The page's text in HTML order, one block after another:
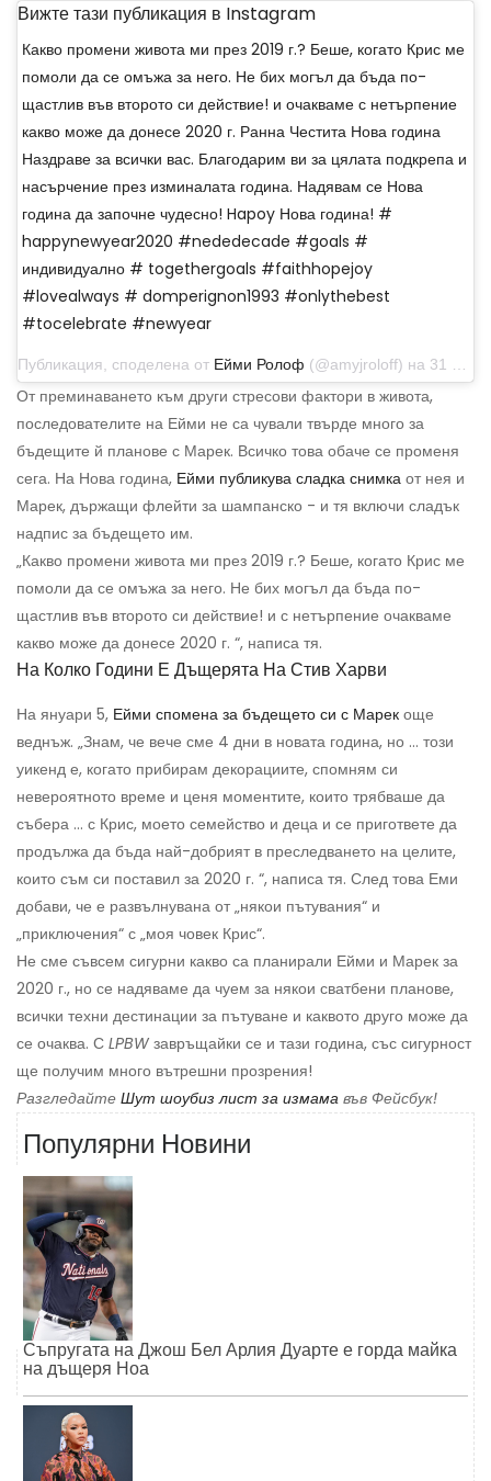
Вижте тази публикация в Instagram
Какво промени живота ми през 2019 г.? Беше, когато Крис ме
помоли да се омъжа за него. Не бих могъл да бъда по-
щастлив във второто си действие! и очакваме с нетърпение
какво може да донесе 2020 г. Ранна Честита Нова година
Наздраве за всички вас. Благодарим ви за цялата подкрепа и
насърчение през изминалата година. Надявам се Нова
година да започне чудесно! Hapoy Нова година! #
happynewyear2020 #nededecade #goals #
индивидуално # togethergoals #faithhopejoy
#lovealways # domperignon1993 #onlythebest
#tocelebrate #newyear
Публикация, споделена от Ейми Ролоф (@amyjroloff) на 31 декември 2019 г. в 18:56 ч. PST
От преминаването към други стресови фактори в живота,
последователите на Ейми не са чували твърде много за
бъдещите й планове с Марек. Всичко това обаче се променя
сега. На Нова година, Ейми публикува сладка снимка от нея и
Марек, държащи флейти за шампанско - и тя включи сладък
надпис за бъдещето им.
„Какво промени живота ми през 2019 г.? Беше, когато Крис ме
помоли да се омъжа за него. Не бих могъл да бъда по-
щастлив във второто си действие! и с нетърпение очакваме
какво може да донесе 2020 г. “, написа тя.
На Колко Години Е Дъщерята На Стив Харви
На януари 5, Ейми спомена за бъдещето си с Марек още
веднъж. „Знам, че вече сме 4 дни в новата година, но ... този
уикенд е, когато прибирам декорациите, спомням си
невероятното време и ценя моментите, които трябваше да
събера ... с Крис, моето семейство и деца и се пригответе да
продължа да бъда най-добрият в преследването на целите,
които съм си поставил за 2020 г. “, написа тя. След това Еми
добави, че е развълнувана от „някои пътувания“ и
„приключения“ с „моя човек Крис“.
Не сме съвсем сигурни какво са планирали Ейми и Марек за
2020 г., но се надяваме да чуем за някои сватбени планове,
всички техни дестинации за пътуване и каквото друго може да
се очаква. С LPBW завръщайки се и тази година, със сигурност
ще получим много вътрешни прозрения!
Разгледайте Шут шоубиз лист за измама във Фейсбук!
Популярни Новини
Съпругата на Джош Бел Арлия Дуарте е горда майка
на дъщеря Ноа